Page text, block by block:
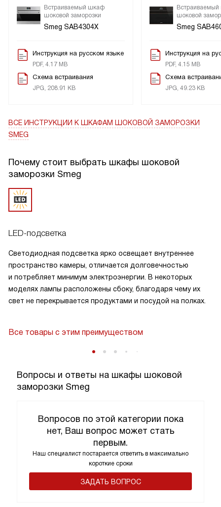
Встраиваемый шкаф
шоковой заморозки
Smeg SAB4304X
Инструкция на русском языке
PDF, 4.17 MB
Схема встраивания
JPG, 208.91 KB
шоковой
Smeg
Инструкция на
PDF, 4.15 MB
Схема
JPG, 49.23 KB
ВСЕ ИНСТРУКЦИИ К ШКАФАМ ШОКОВОЙ ЗАМОРОЗКИ
SMEG
Почему стоит выбрать шкафы шоковой
заморозки Smeg
LED-подсветка
Светодиодная подсветка ярко освещает внутреннее
пространство камеры, отличается долговечностью
и потребляет минимум электроэнергии. В некоторых
моделях лампы расположены сбоку, благодаря чему их
свет не перекрывается продуктами и посудой на полках.
Все товары с этим преимуществом
Вопросы и ответы на шкафы шоковой
заморозки Smeg
Вопросов по этой категории пока
нет, Ваш вопрос может стать
первым.
Наш специалист постарается ответить в максимально
короткие сроки
ЗАДАТЬ ВОПРОС